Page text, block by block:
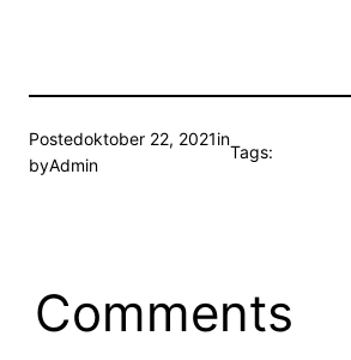
Postedoktober 22, 2021in
byAdmin
Tags:
Comments